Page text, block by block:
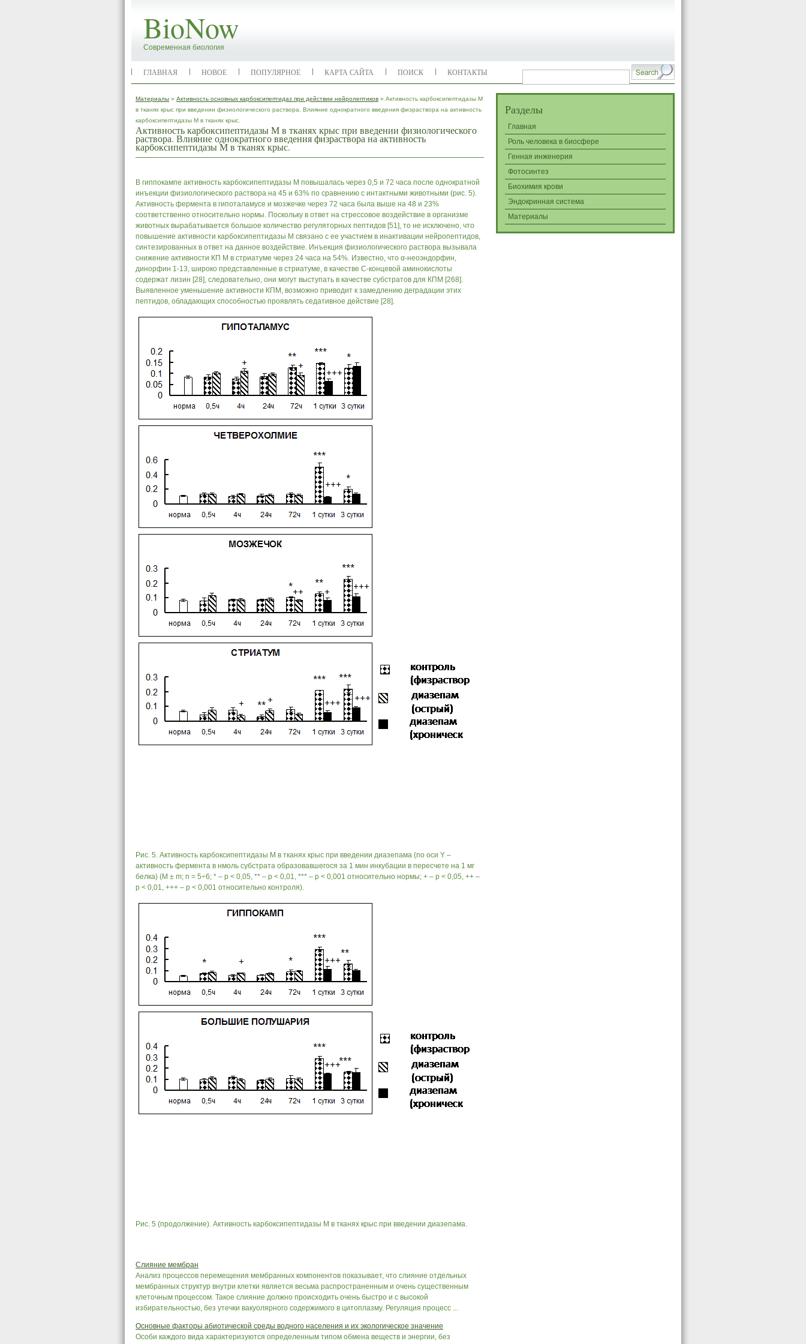
BioNow
Современная биология
ГЛАВНАЯ НОВОЕ ПОПУЛЯРНОЕ КАРТА САЙТА ПОИСК КОНТАКТЫ
Материалы » Активность основных карбоксипептидаз при действии нейролептиков » Активность карбоксипептидазы М
в тканях крыс при введении физиологического раствора. Влияние однократного введения физраствора на активность
карбоксипептидазы М в тканях крыс.
Активность карбоксипептидазы М в тканях крыс при введении физиологического
раствора. Влияние однократного введения физраствора на активность
карбоксипептидазы М в тканях крыс.
В гиппокампе активность карбоксипептидазы М повышалась через 0,5 и 72 часа после однократной
инъекции физиологического раствора на 45 и 63% по сравнению с интактными животными (рис. 5).
Активность фермента в гипоталамусе и мозжечке через 72 часа была выше на 48 и 23%
соответственно относительно нормы. Поскольку в ответ на стрессовое воздействие в организме
животных вырабатывается большое количество регуляторных пептидов [51], то не исключено, что
повышение активности карбоксипептидазы М связано с ее участием в инактивации нейропептидов,
синтезированных в ответ на данное воздействие. Инъекция физиологического раствора вызывала
снижение активности КП М в стриатуме через 24 часа на 54%. Известно, что α-неоэндорфин,
динорфин 1-13, широко представленные в стриатуме, в качестве С-концевой аминокислоты
содержат лизин [28], следовательно, они могут выступать в качестве субстратов для КПМ [268].
Выявленное уменьшение активности КПМ, возможно приводит к замедлению деградации этих
пептидов, обладающих способностью проявлять седативное действие [28].
Рис. 5. Активность карбоксипептидазы М в тканях крыс при введении диазепама (по оси Y –
активность фермента в нмоль субстрата образовавшегося за 1 мин инкубации в пересчете на 1 мг
белка) (M ± m; n = 5÷6; * – р < 0,05, ** – р < 0,01, *** – р < 0,001 относительно нормы; + – р < 0,05, ++ –
р < 0,01, +++ – р < 0,001 относительно контроля).
Рис. 5 (продолжение). Активность карбоксипептидазы М в тканях крыс при введении диазепама.
Слияние мембран
Анализ процессов перемещения мембранных компонентов показывает, что слияние отдельных
мембранных структур внутри клетки является весьма распространенным и очень существенным
клеточным процессом. Такое слияние должно происходить очень быстро и с высокой
избирательностью, без утечки вакуолярного содержимого в цитоплазму. Регуляция процесс ...
Основные факторы абиотической среды водного населения и их экологическое значение
Особи каждого вида характеризуются определенным типом обмена веществ и энергии, без
Разделы
Главная
Роль человека в биосфере
Генная инженерия
Фотосинтез
Биохимия крови
Эндокринная система
Материалы